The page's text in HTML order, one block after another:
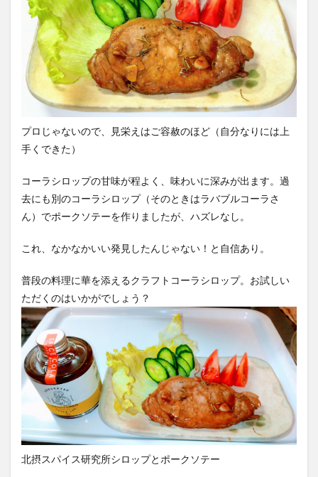
プロじゃないので、見栄えはご容赦のほど（自分なりには上
手くできた）
コーラシロップの甘味が程よく、味わいに深みが出ます。過
去にも別のコーラシロップ（そのときはラバブルコーラさ
ん）でポークソテーを作りましたが、ハズレなし。
これ、なかなかいい発見したんじゃない！と自信あり。
普段の料理に華を添えるクラフトコーラシロップ。お試しい
ただくのはいかがでしょう？
北摂スパイス研究所シロップとポークソテー